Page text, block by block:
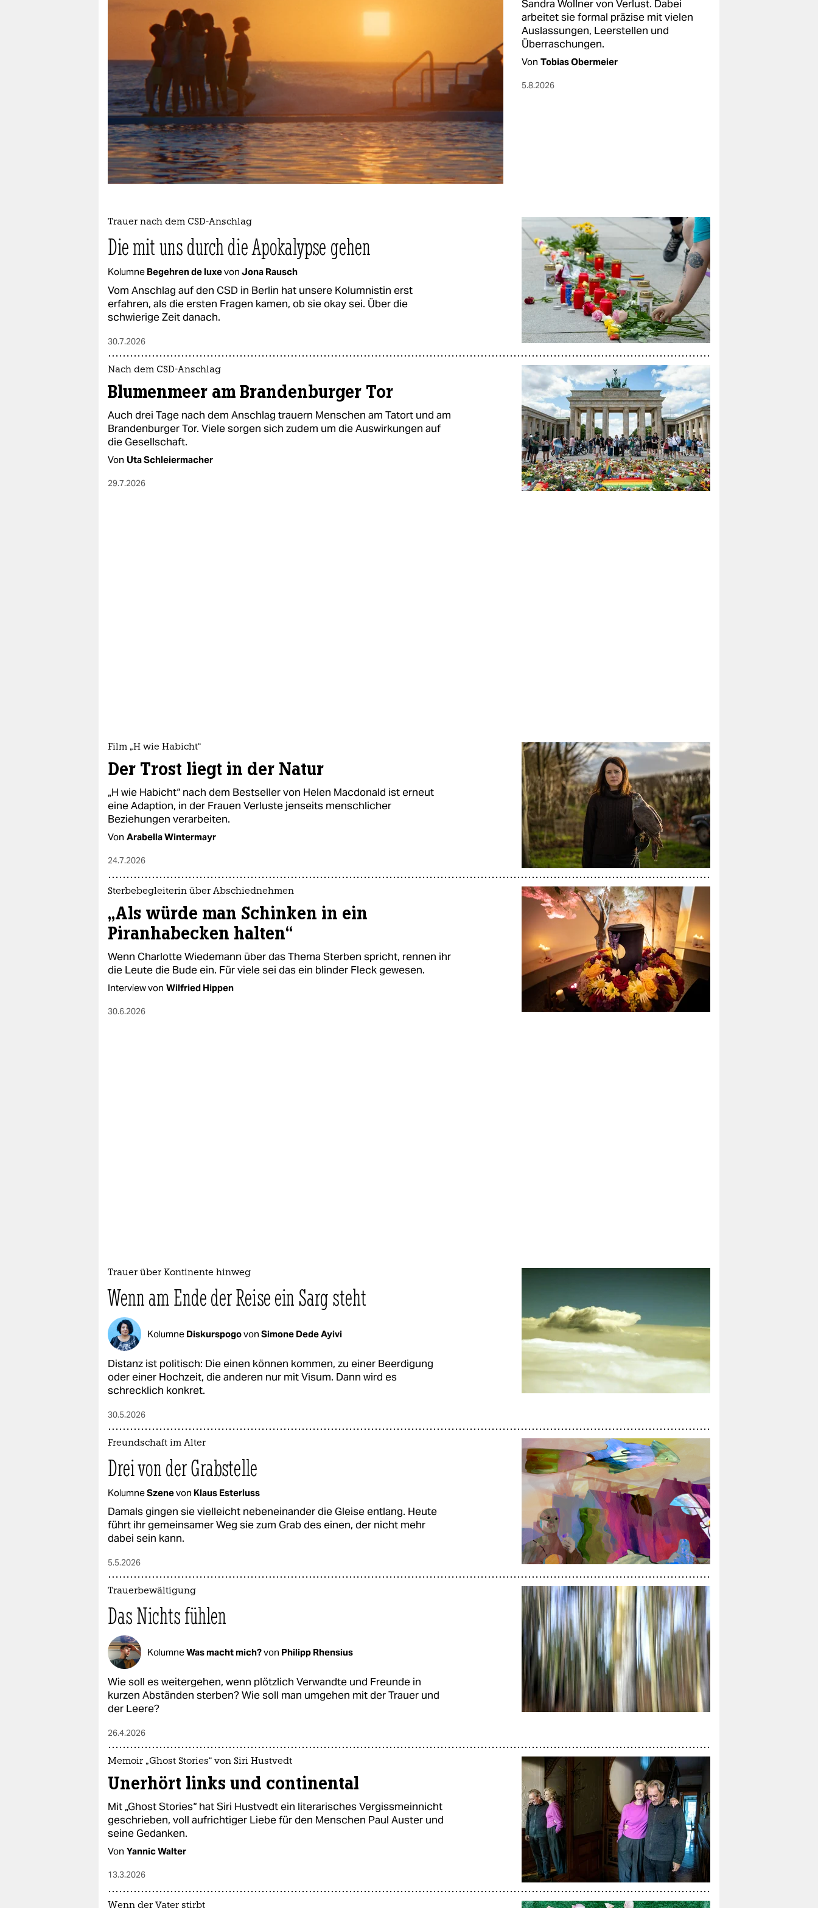
wahrheit
verlag
verlag
veranstaltungen
shop
fragen & hilfe
abo
genossenschaft
epaper login
Sandra Wollner von Verlust. Dabei
arbeitet sie formal präzise mit vielen
Auslassungen, Leerstellen und
Überraschungen.
Von Tobias Obermeier
5.8.2026
Trauer nach dem CSD-Anschlag
Die mit uns durch die Apokalypse gehen
Kolumne Begehren de luxevon Jona Rausch
Vom Anschlag auf den CSD in Berlin hat unsere Kolumnistin erst
erfahren, als die ersten Fragen kamen, ob sie okay sei. Über die
schwierige Zeit danach.
30.7.2026
Nach dem CSD-Anschlag
Blumenmeer am Brandenburger Tor
Auch drei Tage nach dem Anschlag trauern Menschen am Tatort und am
Brandenburger Tor. Viele sorgen sich zudem um die Auswirkungen auf
die Gesellschaft.
Von Uta Schleiermacher
29.7.2026
Film „H wie Habicht“
Der Trost liegt in der Natur
„H wie Habicht“ nach dem Bestseller von Helen Macdonald ist erneut
eine Adaption, in der Frauen Verluste jenseits menschlicher
Beziehungen verarbeiten.
Von Arabella Wintermayr
24.7.2026
Sterbebegleiterin über Abschiednehmen
„Als würde man Schinken in ein
Piranhabecken halten“
Wenn Charlotte Wiedemann über das Thema Sterben spricht, rennen ihr
die Leute die Bude ein. Für viele sei das ein blinder Fleck gewesen.
Interview von Wilfried Hippen
30.6.2026
Trauer über Kontinente hinweg
Wenn am Ende der Reise ein Sarg steht
Kolumne Diskurspogovon Simone Dede Ayivi
Distanz ist politisch: Die einen können kommen, zu einer Beerdigung
oder einer Hochzeit, die anderen nur mit Visum. Dann wird es
schrecklich konkret.
30.5.2026
Freundschaft im Alter
Drei von der Grabstelle
KolumneSzenevon Klaus Esterluss
Damals gingen sie vielleicht nebeneinander die Gleise entlang. Heute
führt ihr gemeinsamer Weg sie zum Grab des einen, der nicht mehr
dabei sein kann.
5.5.2026
Trauerbewältigung
Das Nichts fühlen
KolumneWas macht mich?von Philipp Rhensius
Wie soll es weitergehen, wenn plötzlich Verwandte und Freunde in
kurzen Abständen sterben? Wie soll man umgehen mit der Trauer und
der Leere?
26.4.2026
Memoir „Ghost Stories“ von Siri Hustvedt
Unerhört links und continental
Mit „Ghost Stories“ hat Siri Hustvedt ein literarisches Vergissmeinnicht
geschrieben, voll aufrichtiger Liebe für den Menschen Paul Auster und
seine Gedanken.
Von Yannic Walter
13.3.2026
Wenn der Vater stirbt